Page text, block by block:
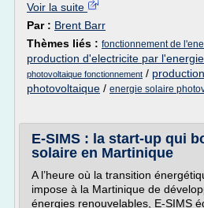
Voir la suite
Par : Brent Barr
Thèmes liés : fonctionnement de
production d'electricite par
photovoltaique fonctionnement /
photovoltaique / energie solaire
E-SIMS : la start-up qui
solaire en Martinique
A l’heure où la transition
impose à la Martinique de
énergies renouvelables, E-SIMS